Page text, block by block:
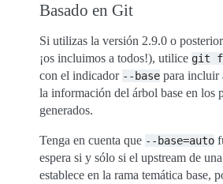
Basado en Git
Si utilizas la versión 2.9.0 o
¡os incluimos a todos!), utilice git
con el indicador --base para incluir
la información del árbol base en los
generados.
Tenga en cuenta que --base=auto
espera si y sólo si el upstream de
establece en la rama temática base,